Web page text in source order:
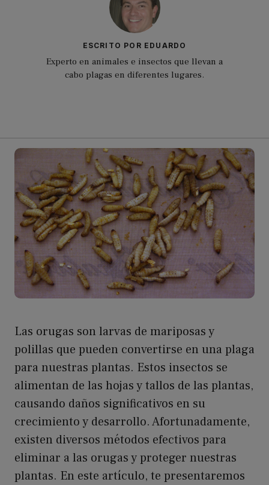
ESCRITO POR EDUARDO
Experto en animales e insectos que llevan a
cabo plagas en diferentes lugares.
Las orugas son larvas de mariposas y
polillas que pueden convertirse en una plaga
para nuestras plantas. Estos insectos se
alimentan de las hojas y tallos de las plantas,
causando daños significativos en su
crecimiento y desarrollo. Afortunadamente,
existen diversos métodos efectivos para
eliminar a las orugas y proteger nuestras
plantas. En este artículo, te presentaremos